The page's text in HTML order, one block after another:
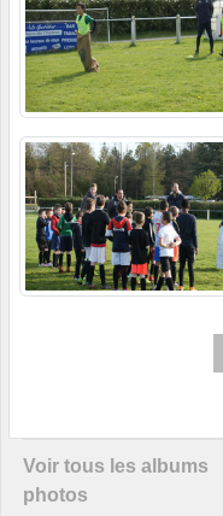
Voir tous les albums
photos